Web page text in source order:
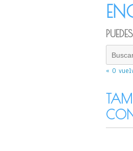
« O